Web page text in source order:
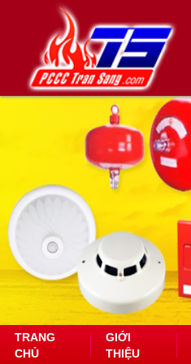
TRANG
CHỦ
GIỚI
THIỆU